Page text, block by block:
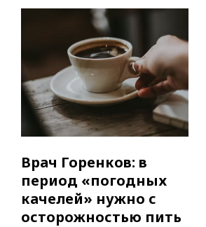
Врач Горенков: в
период «погодных
качелей» нужно с
осторожностью пить